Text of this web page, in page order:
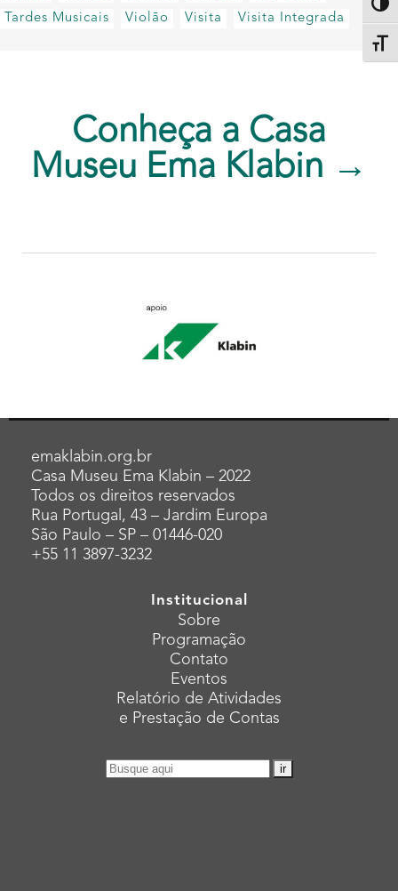
Tardes Musicais
Violão Visita Visita Integrada
Conheça a Casa
Museu Ema Klabin →
emaklabin.org.br
Casa Museu Ema Klabin – 2022
Todos os direitos reservados
Rua Portugal, 43 – Jardim Europa
São Paulo – SP – 01446-020
+55 11 3897-3232
Institucional
Sobre
Programação
Contato
Eventos
Relatório de Atividades
e Prestação de Contas